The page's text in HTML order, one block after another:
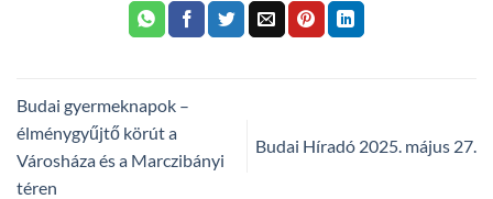
Budai gyermeknapok –
élménygyűjtő körút a
Városháza és a Marczibányi
téren
Budai Híradó 2025. május 27.